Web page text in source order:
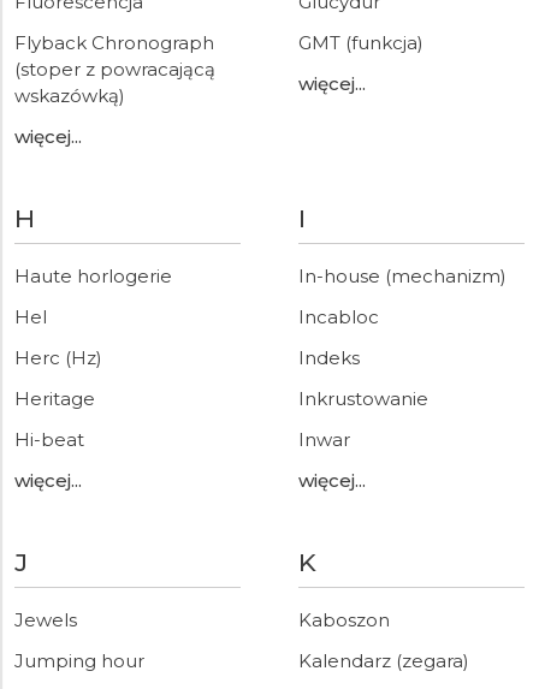
Flyback Chronograph
(stoper z powracającą
wskazówką)
więcej...
GMT (funkcja)
więcej...
H
Haute horlogerie
Hel
Herc (Hz)
Heritage
Hi-beat
więcej...
I
In-house (mechanizm)
Incabloc
Indeks
Inkrustowanie
Inwar
więcej...
J
Jewels
Jumping hour
K
Kaboszon
Kalendarz (zegara)